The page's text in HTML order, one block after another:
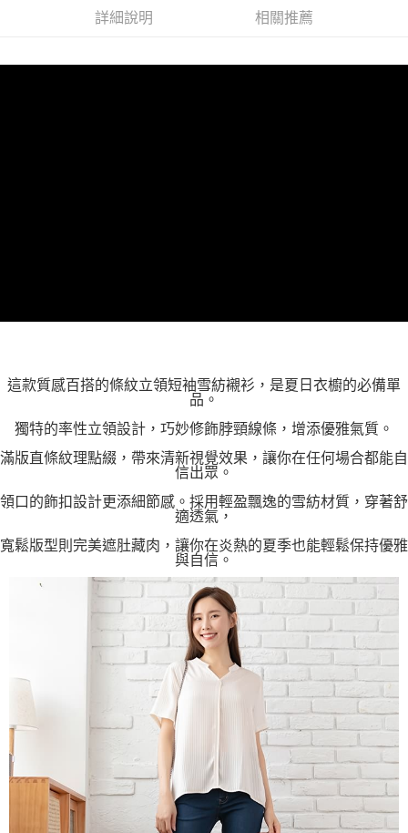
３．未成年的使用者請事先徵得法定代理人或監護人之同意方可使用
「AFTEE先享後付」，若未經同意申辦者引起之損失，本公司不負相關責
詳細說明 相關推薦
這款質感百搭的條紋立領短袖雪紡襯衫，是夏日衣櫥的必備單
品。
獨特的率性立領設計，巧妙修飾脖頸線條，增添優雅氣質。
滿版直條紋理點綴，帶來清新視覺效果，讓你在任何場合都能自
信出眾。
領口的飾扣設計更添細節感。採用輕盈飄逸的雪紡材質，穿著舒
適透氣，
寬鬆版型則完美遮肚藏肉，讓你在炎熱的夏季也能輕鬆保持優雅
與自信。